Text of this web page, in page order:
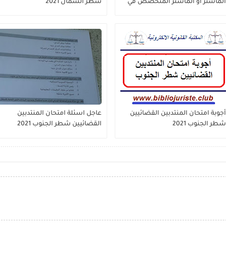
الماستر أو الماستر المتخصص في
الخرائطي
شطر الشمال 2021
أجوبة امتحان المنتدبين القضائيين
شطر الجنوب 2021
عاجل اسئلة امتحان المنتدبين
القضائيين شطر الجنوب 2021